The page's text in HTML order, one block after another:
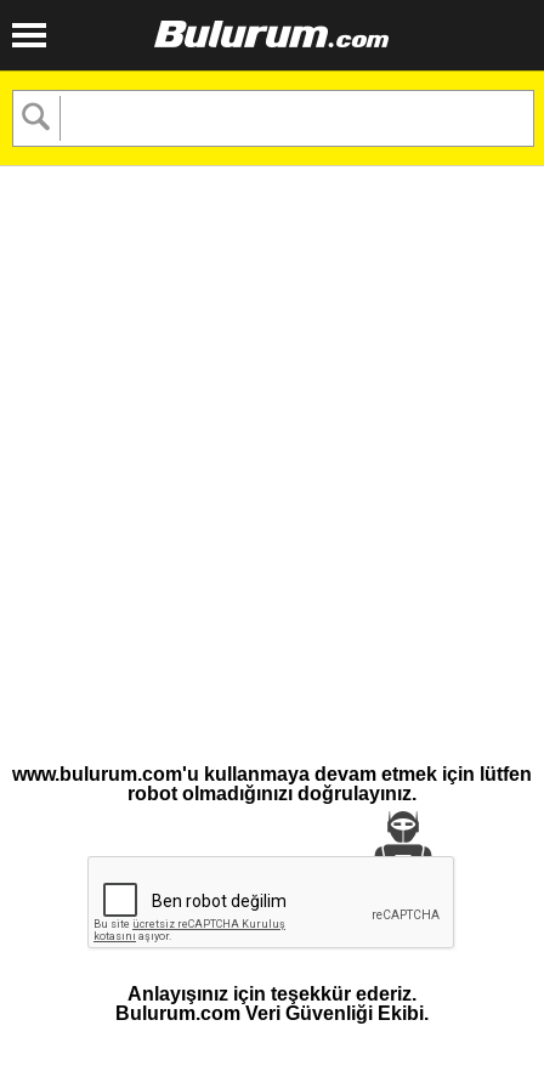
www.bulurum.com'u kullanmaya devam etmek için lütfen
robot olmadığınızı doğrulayınız.
Anlayışınız için teşekkür ederiz.
Bulurum.com Veri Güvenliği Ekibi.